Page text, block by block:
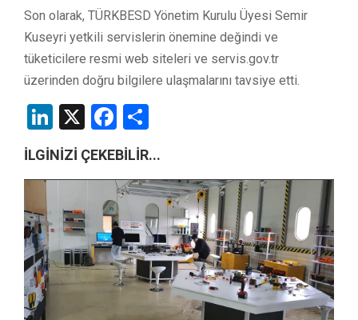
Son olarak, TÜRKBESD Yönetim Kurulu Üyesi Semir
Kuseyri yetkili servislerin önemine değindi ve
tüketicilere resmi web siteleri ve servis.gov.tr
üzerinden doğru bilgilere ulaşmalarını tavsiye etti.
LinkedIn
X Facebook
İLGİNİZİ ÇEKEBİLİR...